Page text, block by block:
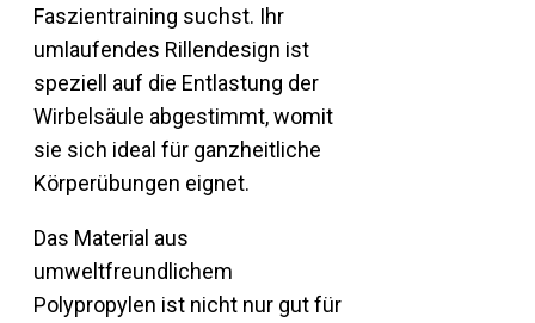
Faszientraining suchst. Ihr
umlaufendes Rillendesign ist
speziell auf die Entlastung der
Wirbelsäule abgestimmt, womit
sie sich ideal für ganzheitliche
Körperübungen eignet.
Das Material aus
umweltfreundlichem
Polypropylen ist nicht nur gut für